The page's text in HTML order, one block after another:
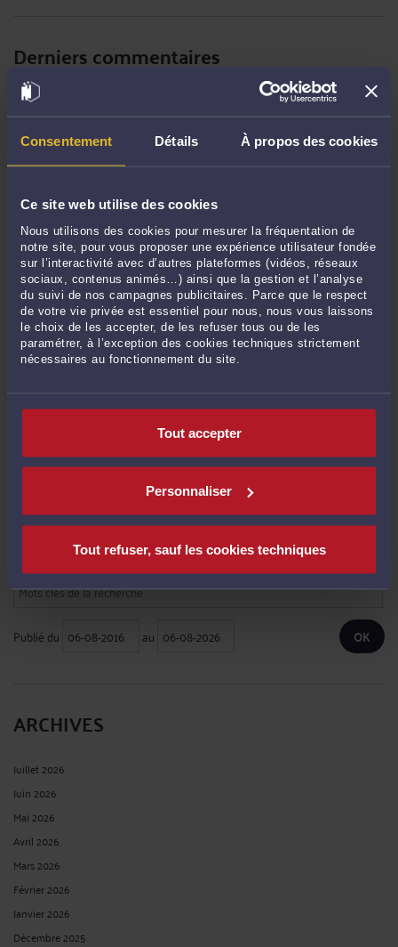
Consentement Détails À propos des cookies
Ce site web utilise des cookies
Nous utilisons des cookies pour mesurer la fréquentation de
notre site, pour vous proposer une expérience utilisateur fondée
sur l’interactivité avec d’autres plateformes (vidéos, réseaux
sociaux, contenus animés…) ainsi que la gestion et l’analyse
du suivi de nos campagnes publicitaires. Parce que le respect
de votre vie privée est essentiel pour nous, nous vous laissons
le choix de les accepter, de les refuser tous ou de les
paramétrer, à l’exception des cookies techniques strictement
nécessaires au fonctionnement du site.
Tout accepter
Personnaliser
Tout refuser, sauf les cookies techniques
Derniers commentaires
PATOCHE63 :
« Excellente analyse et je vous en remercie. »
Le 15 juin 2026 à 08:49surTravail dissimulé Un « revirement ...
eric :« faute de l urssaf . condanation urssaf ce qui equivaut a une condanation
... »
l'URSSAF ... »
Le 23 mars 2026 à 10:16surL'URSSAF se désiste. Pas souvent. ...
Bébé : « Si lemployeur se trompe en déclarant une fiche de paie es-ce que
URSSAF ... »
Le 13 mars 2026 à 23:56surL’URSSAF peut saisir votre ...
Eric ROCHEBLAVE :« La cour rappelle que l'abus de la liberté d'expression est ...
Le 13 mars 2026 à 17:58surCritiquer la réélection d’un ...
Le 13 mars 2026 à 08:38surL’URSSAF doit prouver sa ...
RECHERCHE
Publié du au
ARCHIVES
Juillet 2026
Juin 2026
Mai 2026
Avril 2026
Mars 2026
Février 2026
Janvier 2026
Décembre 2025